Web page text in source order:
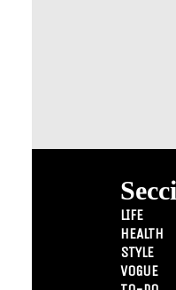
LIFE
HEALTH
STYLE
VOGUE